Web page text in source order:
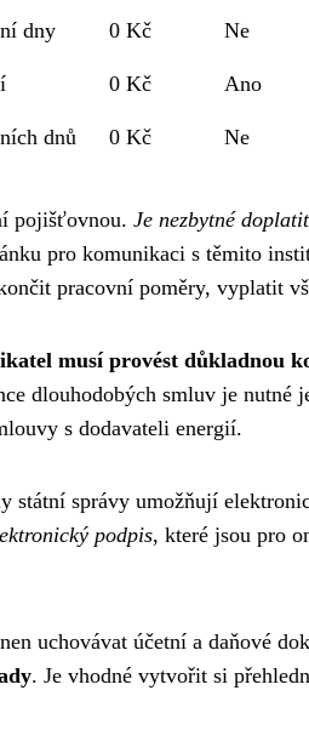
dny 0 Kč Ne
0 Kč Ano
dnů 0 Kč Ne
pojišťovnou. Je nezbytné
pro komunikaci s těmito
pracovní poměry, vyplatit
musí provést důkladnou
dlouhodobých smluv je nutné
s dodavateli energií.
státní správy umožňují
podpis, které jsou pro
uchovávat účetní a daňové
. Je vhodné vytvořit si